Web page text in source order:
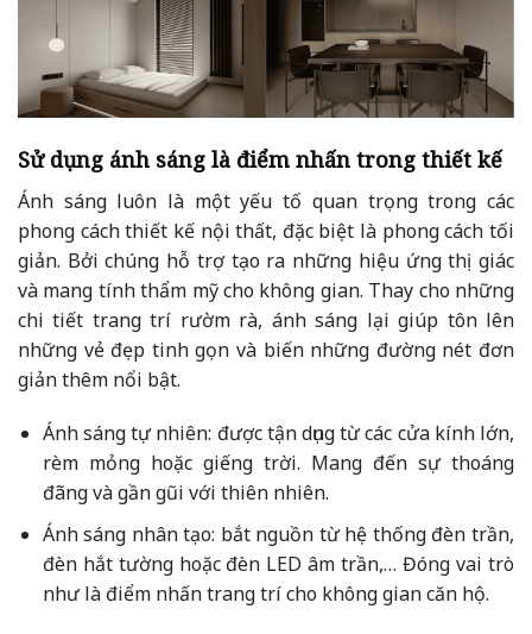
Sử dụng ánh sáng là điểm nhấn trong thiết kế
Ánh sáng luôn là một yếu tố quan trọng trong các
phong cách thiết kế nội thất, đặc biệt là phong cách tối
giản. Bởi chúng hỗ trợ tạo ra những hiệu ứng thị giác
và mang tính thẩm mỹ cho không gian. Thay cho những
chi tiết trang trí rườm rà, ánh sáng lại giúp tôn lên
những vẻ đẹp tinh gọn và biến những đường nét đơn
giản thêm nổi bật.
Ánh sáng tự nhiên: được tận dụng từ các cửa kính lớn,
rèm mỏng hoặc giếng trời. Mang đến sự thoáng
đãng và gần gũi với thiên nhiên.
Ánh sáng nhân tạo: bắt nguồn từ hệ thống đèn trần,
đèn hắt tường hoặc đèn LED âm trần,… Đóng vai trò
như là điểm nhấn trang trí cho không gian căn hộ.